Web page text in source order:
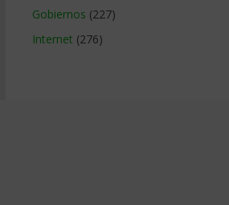
Gobiernos (227)
Internet (276)